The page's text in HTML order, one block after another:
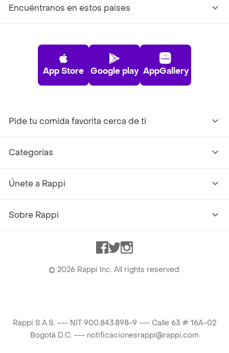
Encuéntranos en estos países
App Store Google play AppGallery
Pide tu comida favorita cerca de ti
Categorías
Únete a Rappi
Sobre Rappi
Facebook
TwitterInstagram
© 2026 Rappi Inc. All rights reserved.
Rappi S.A.S. --- NIT 900.843.898-9 --- Calle 63 # 16A-02
Bogotá D.C. --- notificacionesrappi@rappi.com